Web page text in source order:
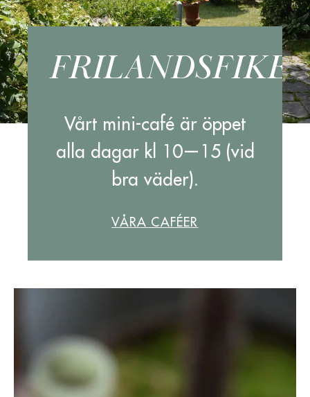
FRILANDSFIKET
Vårt mini-café är öppet
alla dagar kl 10—15 (vid
bra väder).
VÅRA CAFÉER